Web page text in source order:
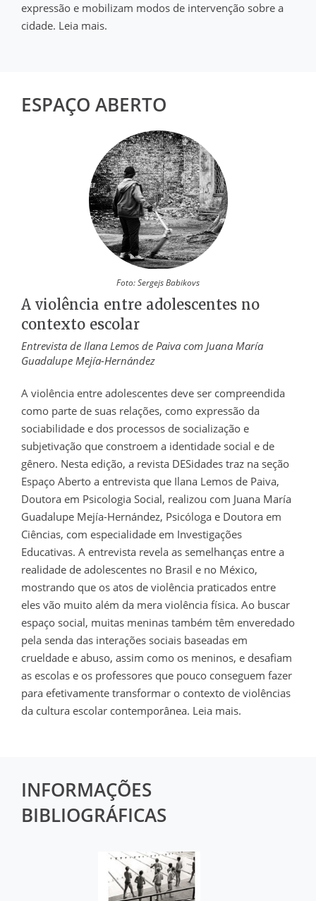
expressão e mobilizam modos de intervenção sobre a
cidade. Leia mais.
ESPAÇO ABERTO
Foto: Sergejs Babikovs
A violência entre adolescentes no
contexto escolar
Entrevista de Ilana Lemos de Paiva com Juana María
Guadalupe Mejía-Hernández
A violência entre adolescentes deve ser compreendida
como parte de suas relações, como expressão da
sociabilidade e dos processos de socialização e
subjetivação que constroem a identidade social e de
gênero. Nesta edição, a revista DESidades traz na seção
Espaço Aberto a entrevista que Ilana Lemos de Paiva,
Doutora em Psicologia Social, realizou com Juana María
Guadalupe Mejía-Hernández, Psicóloga e Doutora em
Ciências, com especialidade em Investigações
Educativas. A entrevista revela as semelhanças entre a
realidade de adolescentes no Brasil e no México,
mostrando que os atos de violência praticados entre
eles vão muito além da mera violência física. Ao buscar
espaço social, muitas meninas também têm enveredado
pela senda das interações sociais baseadas em
crueldade e abuso, assim como os meninos, e desafiam
as escolas e os professores que pouco conseguem fazer
para efetivamente transformar o contexto de violências
da cultura escolar contemporânea. Leia mais.
INFORMAÇÕES
BIBLIOGRÁFICAS